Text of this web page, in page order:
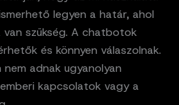
legyen a határ, ahol
van szükség. A chatbotok
és könnyen válaszolnak.
adnak ugyanolyan
kapcsolatok vagy a